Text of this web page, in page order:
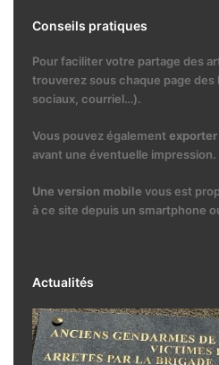
Conseils pratiques
Pour faciliter votre partage des
trouverez sous chaque page des
sociaux, courriel…).
Vous pouvez égalementexporter
avant une éventuelle impression.
Une version mobile vous est
à ce site depuis un smartphone
Actualités